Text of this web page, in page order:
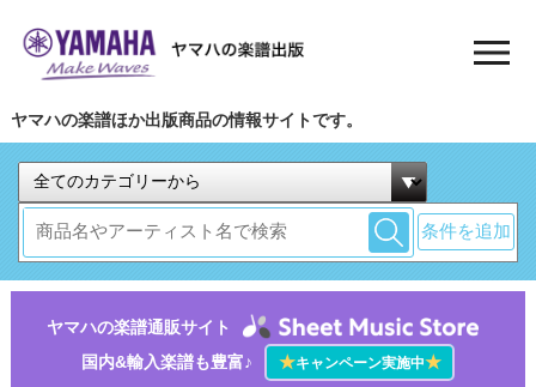
ヤマハの楽譜ほか出版商品の情報サイトです。
条件を追加
ヤマハの楽譜通販サイト
国内&輸入楽譜も豊富♪
★キャンペーン実施中★